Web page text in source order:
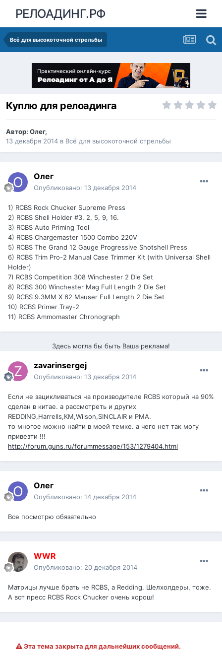
РЕЛОАДИНГ.РФ
Всё для высокоточной стрельбы
Куплю для релоадинга
Автор: Олег,
13 декабря 2014 в Всё для высокоточной стрельбы
Олег
Опубликовано: 13 декабря 2014
1) RCBS Rock Chucker Supreme Press
2) RCBS Shell Holder #3, 2, 5, 9, 16.
3) RCBS Auto Priming Tool
4) RCBS Chargemaster 1500 Combo 220V
5) RCBS The Grand 12 Gauge Progressive Shotshell Press
6) RCBS Trim Pro-2 Manual Case Trimmer Kit (with Universal Shell
Holder)
7) RCBS Competition 308 Winchester 2 Die Set
8) RCBS 300 Winchester Mag Full Length 2 Die Set
9) RCBS 9.3MM X 62 Mauser Full Length 2 Die Set
10) RCBS Primer Tray-2
11) RCBS Ammomaster Chronograph
Здесь могла бы быть Ваша реклама!
zavarinsergej
Опубликовано: 13 декабря 2014
Если не зацикливаться на производителе RCBS который на 90%
сделан в китае. а рассмотреть и других
REDDING,Harrells,КМ,Wilson,SINCLAIR и РМА.
то многое можно найти в моей темке. а чего нет так могу
привезти !!!
http://forum.guns.ru/forummessage/153/1279404.html
Олег
Опубликовано: 14 декабря 2014
Все посмотрю обязательно
WWR
Опубликовано: 20 декабря 2014
Матрицы лучше брать не RCBS, а Redding. Шелхолдеры, тоже.
А вот пресс RCBS Rock Chucker очень хорош!
Эта тема закрыта для дальнейших сообщений.